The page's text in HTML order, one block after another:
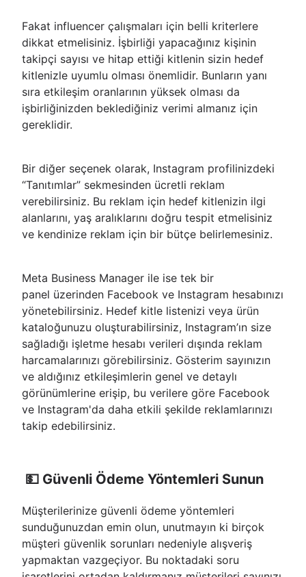
Fakat influencer çalışmaları için belli kriterlere
dikkat etmelisiniz. İşbirliği yapacağınız kişinin
takipçi sayısı ve hitap ettiği kitlenin sizin hedef
kitlenizle uyumlu olması önemlidir. Bunların yanı
sıra etkileşim oranlarının yüksek olması da
işbirliğinizden beklediğiniz verimi almanız için
gereklidir.
Bir diğer seçenek olarak, Instagram profilinizdeki
“Tanıtımlar” sekmesinden ücretli reklam
verebilirsiniz. Bu reklam için hedef kitlenizin ilgi
alanlarını, yaş aralıklarını doğru tespit etmelisiniz
ve kendinize reklam için bir bütçe belirlemesiniz.
Meta Business Manager ile ise tek bir
panel üzerinden Facebook ve Instagram hesabınızı
yönetebilirsiniz. Hedef kitle listenizi veya ürün
kataloğunuzu oluşturabilirsiniz, Instagram’ın size
sağladığı işletme hesabı verileri dışında reklam
harcamalarınızı görebilirsiniz. Gösterim sayınızın
ve aldığınız etkileşimlerin genel ve detaylı
görünümlerine erişip, bu verilere göre Facebook
ve Instagram'da daha etkili şekilde reklamlarınızı
takip edebilirsiniz.
💵 Güvenli Ödeme Yöntemleri Sunun
Müşterilerinize güvenli ödeme yöntemleri
sunduğunuzdan emin olun, unutmayın ki birçok
müşteri güvenlik sorunları nedeniyle alışveriş
yapmaktan vazgeçiyor. Bu noktadaki soru